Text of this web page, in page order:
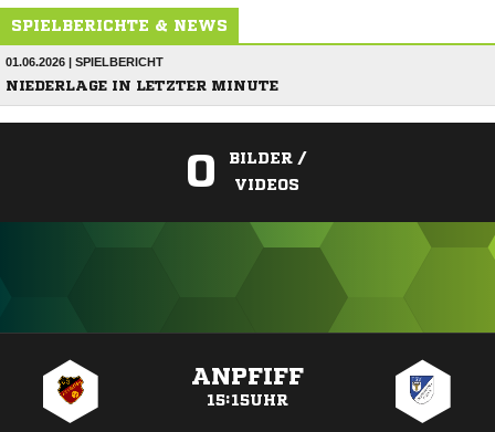
SPIELBERICHTE & NEWS
01.06.2026 | SPIELBERICHT
NIEDERLAGE IN LETZTER MINUTE
0
BILDER /
VIDEOS
ANPFIFF
15:15UHR